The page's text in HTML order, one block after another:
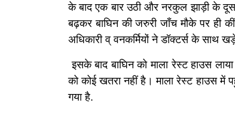
के बाद एक बार उठी और नरकुल झाड़ी के
बढ़कर बाघिन की जरुरी जाँच मौके पर ही
अधिकारी व् वनकर्मियों ने डॉक्टर्स के साथ
इसके बाद बाघिन को माला रेस्ट हाउस
को कोई खतरा नहीं है। माला रेस्ट हाउस
गया है.